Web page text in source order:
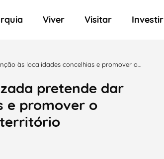
Viver Visitar Investir
às localidades concelhias e promover o
pretende dar
e promover o